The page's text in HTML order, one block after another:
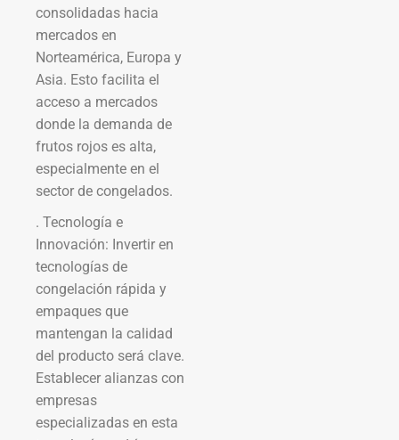
consolidadas hacia
mercados en
Norteamérica, Europa y
Asia. Esto facilita el
acceso a mercados
donde la demanda de
frutos rojos es alta,
especialmente en el
sector de congelados.
. Tecnología e
Innovación: Invertir en
tecnologías de
congelación rápida y
empaques que
mantengan la calidad
del producto será clave.
Establecer alianzas con
empresas
especializadas en esta